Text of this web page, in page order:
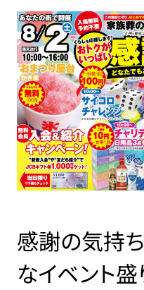
感謝の気持
なイベント盛